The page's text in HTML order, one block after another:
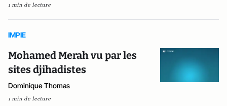
1 min de lecture
IMPIE
Mohamed Merah vu par les
sites djihadistes
Dominique Thomas
1 min de lecture